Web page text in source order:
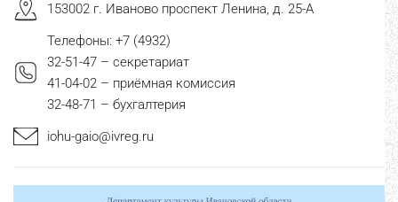
153002 г. Иваново проспект Ленина, д. 25-А
Телефоны: +7 (4932)
32-51-47 – секретариат
41-04-02 – приёмная комиссия
32-48-71 – бухгалтерия
iohu-gaio@ivreg.ru